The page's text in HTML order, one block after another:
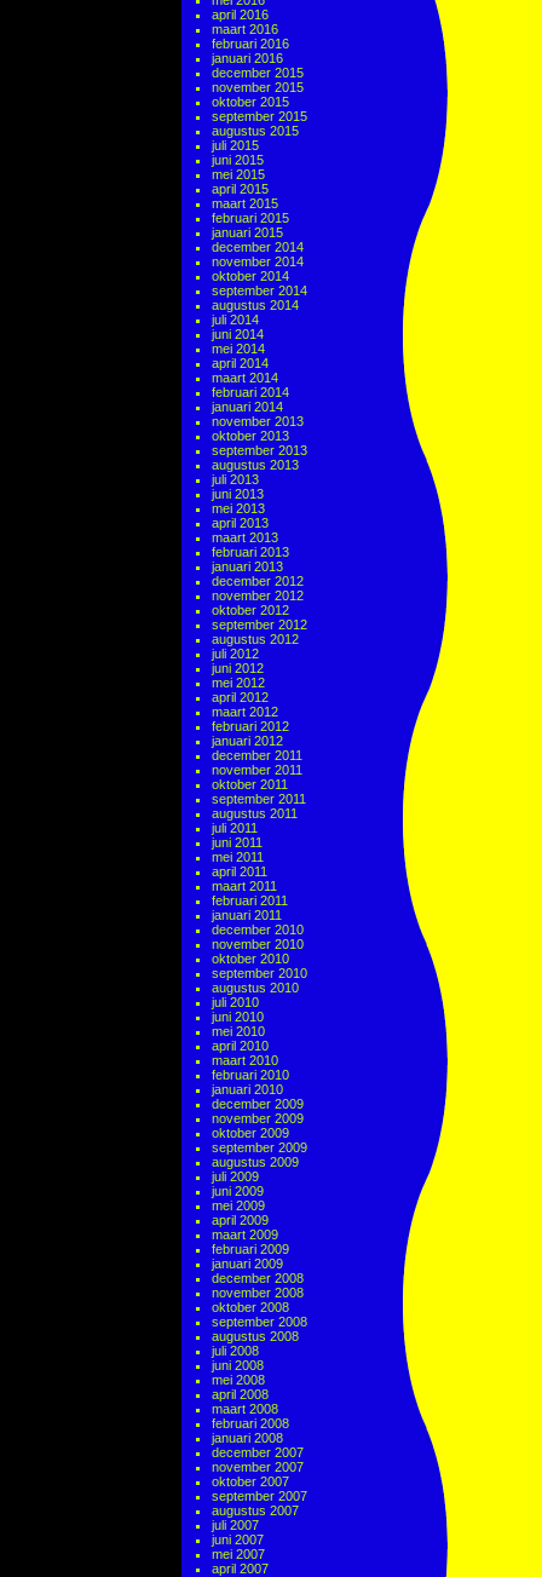
april 2016
maart 2016
februari 2016
januari 2016
december 2015
november 2015
oktober 2015
september 2015
augustus 2015
juli 2015
juni 2015
mei 2015
april 2015
maart 2015
februari 2015
januari 2015
december 2014
november 2014
oktober 2014
september 2014
augustus 2014
juli 2014
juni 2014
mei 2014
april 2014
maart 2014
februari 2014
januari 2014
november 2013
oktober 2013
september 2013
augustus 2013
juli 2013
juni 2013
mei 2013
april 2013
maart 2013
februari 2013
januari 2013
december 2012
november 2012
oktober 2012
september 2012
augustus 2012
juli 2012
juni 2012
mei 2012
april 2012
maart 2012
februari 2012
januari 2012
december 2011
november 2011
oktober 2011
september 2011
augustus 2011
juli 2011
juni 2011
mei 2011
april 2011
maart 2011
februari 2011
januari 2011
december 2010
november 2010
oktober 2010
september 2010
augustus 2010
juli 2010
juni 2010
mei 2010
april 2010
maart 2010
februari 2010
januari 2010
december 2009
november 2009
oktober 2009
september 2009
augustus 2009
juli 2009
juni 2009
mei 2009
april 2009
maart 2009
februari 2009
januari 2009
december 2008
november 2008
oktober 2008
september 2008
augustus 2008
juli 2008
juni 2008
mei 2008
april 2008
maart 2008
februari 2008
januari 2008
december 2007
november 2007
oktober 2007
september 2007
augustus 2007
juli 2007
juni 2007
mei 2007
april 2007